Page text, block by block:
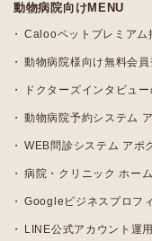
動物病院向けMENU
Calooペットプレミアム
動物病院様向け無料会
ドクターズインタビュ
動物病院予約システム
WEB問診システム アポ
病院・クリニック ホー
Googleビジネスプロフ
LINE公式アカウント運